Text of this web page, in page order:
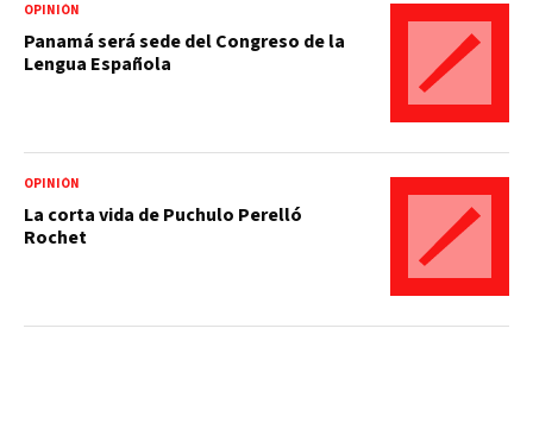
OPINIÓN
Panamá será sede del Congreso de la
Lengua Española
OPINIÓN
La corta vida de Puchulo Perelló
Rochet